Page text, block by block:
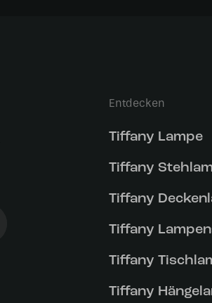
Entdecken
Tiffany Lampe
Tiffany
Tiffany
Tiffany
Tiffany
Tiffany